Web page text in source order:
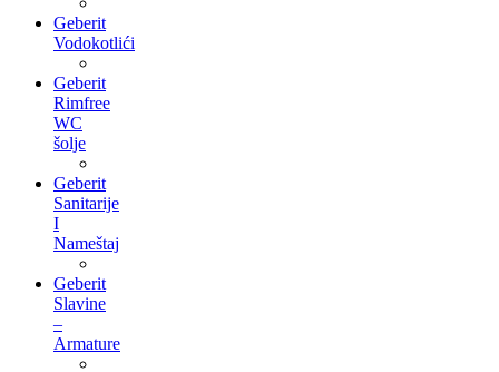
Geberit
Vodokotlići
Geberit
Rimfree
WC
šolje
Geberit
Sanitarije
I
Nameštaj
Geberit
Slavine
–
Armature